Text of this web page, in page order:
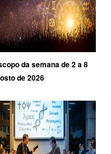
da semana de 2 a 8
de 2026